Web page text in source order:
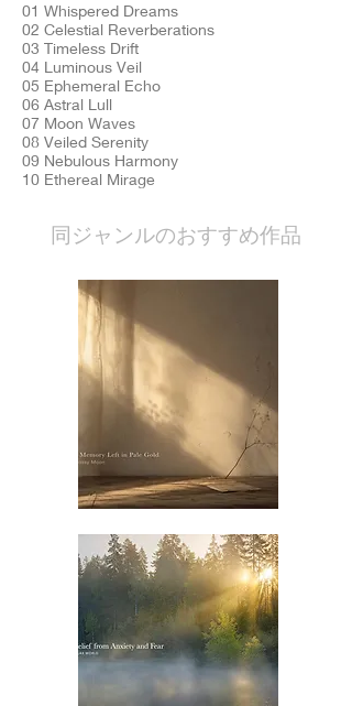
01 Whispered Dreams
02 Celestial Reverberations
03 Timeless Drift
04 Luminous Veil
05 Ephemeral Echo
06 Astral Lull
07 Moon Waves
08 Veiled Serenity
09 Nebulous Harmony
10 Ethereal Mirage
​同ジャンルのおすすめ作品